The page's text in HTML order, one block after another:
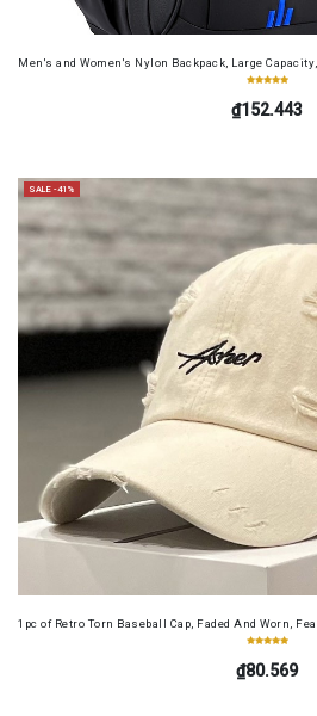
Men's and Women's Nylon Backpack, Large
₫152.443
SALE -41%
1pc of Retro Torn Baseball Cap, Faded And Worn,
₫80.569